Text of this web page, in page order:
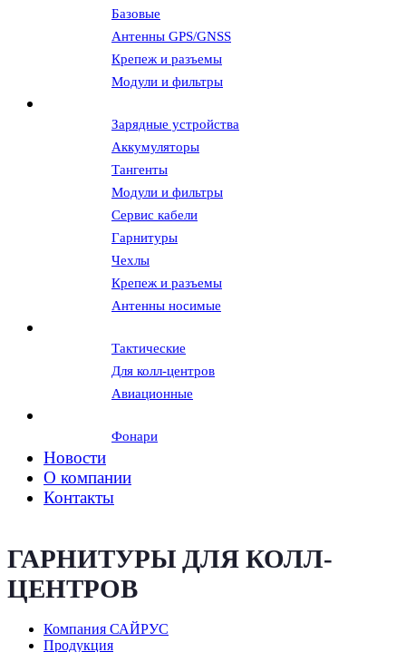
Базовые
Антенны GPS/GNSS
Крепеж и разъемы
Модули и фильтры
Зарядные устройства
Аккумуляторы
Тангенты
Модули и фильтры
Сервис кабели
Гарнитуры
Чехлы
Крепеж и разъемы
Антенны носимые
Тактические
Для колл-центров
Авиационные
Фонари
Новости
О компании
Контакты
ГАРНИТУРЫ ДЛЯ КОЛЛ-
ЦЕНТРОВ
Компания САЙРУС
Продукция